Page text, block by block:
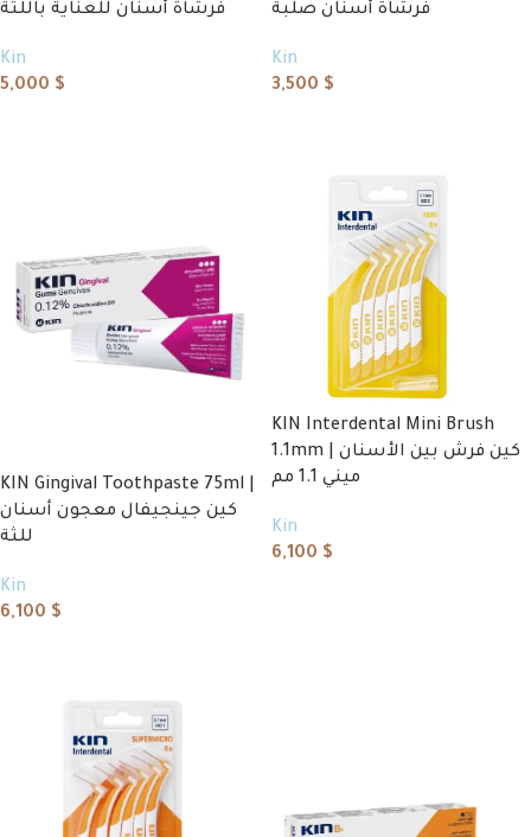
فرشاة أسنان للعناية باللثة
Kin
5,000 $
فرشاة أسنان صلبة
Kin
3,500 $
KIN Gingival Toothpaste 75ml |
كين جينجيفال معجون أسنان
للثة
Kin
6,100 $
KIN Interdental Mini Brush
1.1mm | كين فرش بين الأسنان
ميني 1.1 مم
Kin
6,100 $